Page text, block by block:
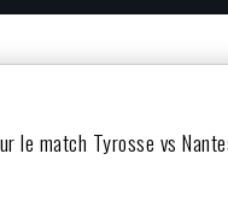
le match Tyrosse vs